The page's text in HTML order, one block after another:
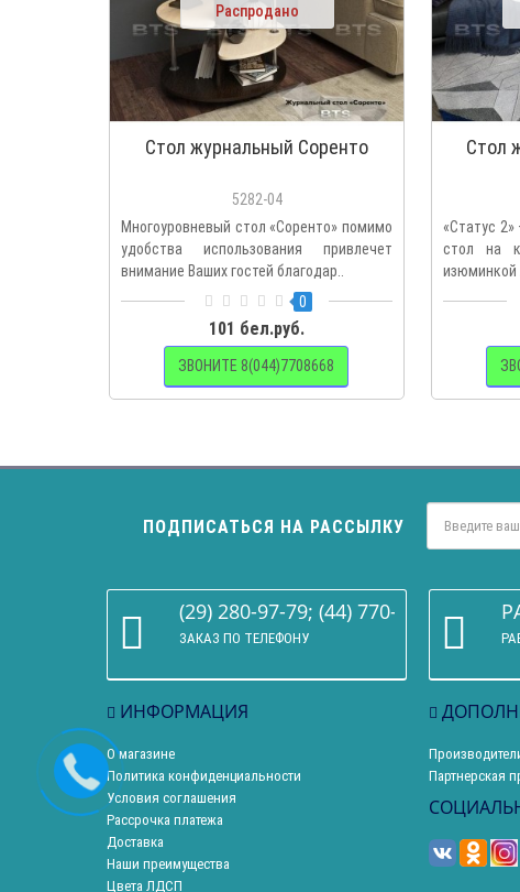
Распродано
Стол журнальный Соренто
5282-04
Многоуровневый стол «Соренто» помимо
удобства использования привлечет
внимание Ваших гостей благодар..
0
101 бел.руб.
ЗВОНИТЕ 8(044)7708668
Стол
«Статус
стол на
изюминкой
ПОДПИСАТЬСЯ НА РАССЫЛКУ
(29) 280-97-79; (44) 770-86-68
ЗАКАЗ ПО ТЕЛЕФОНУ
ИНФОРМАЦИЯ
О магазине
Политика конфиденциальности
Условия соглашения
Рассрочка платежа
Доставка
Наши преимущества
Цвета ЛДСП
Партнерская